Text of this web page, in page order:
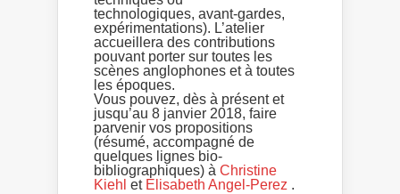
technologiques, avant-gardes,
expérimentations). L’atelier
accueillera des contributions
pouvant porter sur toutes les
scènes anglophones et à toutes
les époques.
Vous pouvez, dès à présent et
jusqu’au 8 janvier 2018, faire
parvenir vos propositions
(résumé, accompagné de
quelques lignes bio-
bibliographiques) à Christine
Kiehl et Elisabeth Angel-Perez .